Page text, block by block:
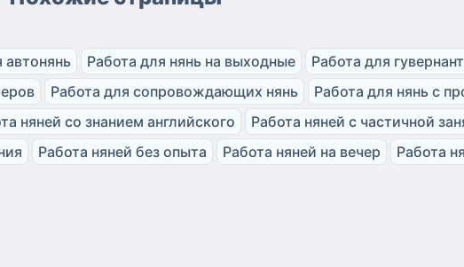
автонянь Работа для нянь на выходные
Работа для
Работа для сопровождающих нянь
Работа для нянь с
няней со знанием английского
Работа няней с частичной
Работа няней без опыта Работа няней на вечер
Работа